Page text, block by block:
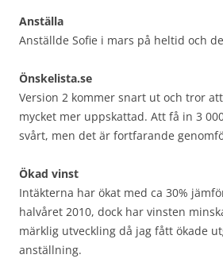
Anställa
Anställde Sofie i mars på heltid och
Önskelista.se
Version 2 kommer snart ut och tror
mycket mer uppskattad. Att få in 3
svårt, men det är fortfarande
Ökad vinst
Intäkterna har ökat med ca 30%
halvåret 2010, dock har vinsten
märklig utveckling då jag fått ökade
anställning.